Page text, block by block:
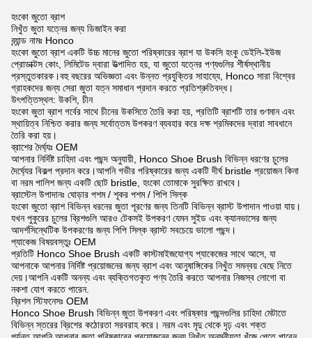
হংকো জুতো ব্রাশ
নিখুঁত জুতা যত্নের জন্য ডিজাইন করা
ব্র্যান্ড নামঃ Honco
হংকো জুতো ব্রাশ একটি উচ্চ মানের জুতো পরিষ্কারের ব্রাশ যা উকসি হংকু ডেইলি-ইউজ
প্রোডাক্টস কোং, লিমিটেড দ্বারা উত্পাদিত হয়, যা জুতো যত্নের পণ্যগুলির শীর্ষস্থানীয়
প্রস্তুতকারক।বহু বছরের অভিজ্ঞতা এবং উন্নত প্রযুক্তির সাহায্যে, Honco সারা বিশ্বের
গ্রাহকদের জন্য সেরা জুতা যত্ন সমাধান প্রদান করতে প্রতিশ্রুতিবদ্ধ।
উৎপত্তিস্থল: উকশি, চীন
হংকো জুতা ব্রাশ গর্বের সাথে চীনের উকসিতে তৈরি করা হয়, প্রতিটি ব্রাশটি তার গুণমান এবং
স্থায়িত্ব নিশ্চিত করার জন্য সর্বোত্তম উপকরণ ব্যবহার করে দক্ষ শ্রমিকদের দ্বারা সাবধানে
তৈরি করা হয়।
ব্রাশের দৈর্ঘ্যঃ OEM
আপনার নির্দিষ্ট চাহিদা এবং পছন্দ অনুযায়ী, Honco Shoe Brush বিভিন্ন ধরণের চুলের
দৈর্ঘ্যের বিকল্প প্রদান করে।আপনি গভীর পরিষ্কারের জন্য একটি দীর্ঘ bristle প্রয়োজন কিনা
বা নরম পালিশ জন্য একটি ছোট bristle, হংকো তোমাকে সুরক্ষিত রাখবে।
ব্রাস্টেল উপাদানঃ ঘোড়ার পশম / শূকর পশম / পিপি সিল্ক
হংকো জুতো ব্রাশ বিভিন্ন ধরনের জুতা পূরণের জন্য তিনটি বিভিন্ন ব্রাস্ট উপাদান পাওয়া যায়।
যখন পুকুরের চুলের ব্রিশগুলি আরও টেকসই উপকরণ যেমন সুইড এবং ক্যানভাসের জন্য
আদর্শসিন্থেটিক উপকরণের জন্য পিপি সিল্ক ব্রাস্ট সবচেয়ে ভালো পছন্দ।
প্যাকেজ বিষয়বস্তুঃ OEM
প্রতিটি Honco Shoe Brush একটি কাস্টমাইজযোগ্য প্যাকেজের সাথে আসে, যা
আপনাকে আপনার নির্দিষ্ট প্রয়োজনের জন্য ব্রাশ এবং আনুষাঙ্গিকের নিখুঁত সমন্বয় বেছে নিতে
দেয়।আপনি একটি অনন্য এবং ব্যক্তিগতকৃত পণ্য তৈরি করতে আপনার নিজস্ব লোগো বা
নকশা যোগ করতে পারেন.
ব্রিশল স্টিফনেসঃ OEM
Honco Shoe Brush বিভিন্ন জুতা উপকরণ এবং পরিষ্কার পছন্দগুলির চাহিদা মেটাতে
বিভিন্ন স্তরের ব্রিশের কঠোরতা সরবরাহ করে। নরম এবং মৃদু থেকে দৃঢ় এবং শক্ত